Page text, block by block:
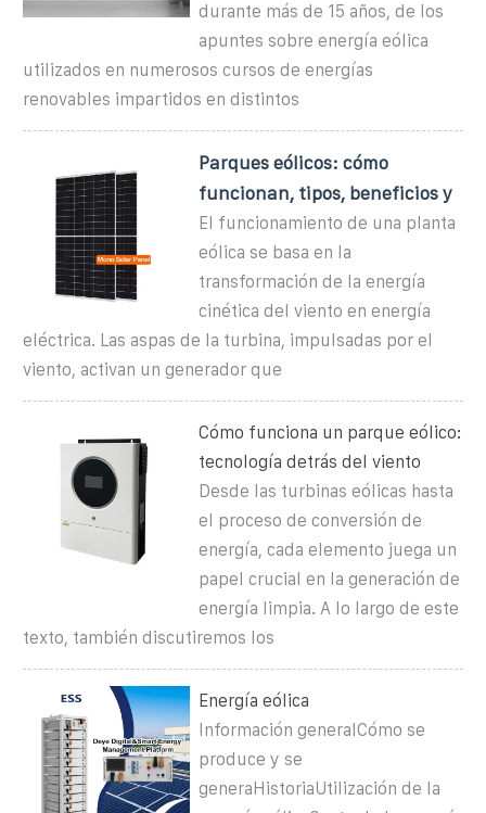
durante más de 15 años, de los
apuntes sobre energía eólica
utilizados en numerosos cursos de energías
renovables impartidos en distintos
Parques eólicos: cómo
funcionan, tipos, beneficios y
El funcionamiento de una planta
eólica se basa en la
transformación de la energía
cinética del viento en energía
eléctrica. Las aspas de la turbina, impulsadas por el
viento, activan un generador que
Cómo funciona un parque eólico:
tecnología detrás del viento
Desde las turbinas eólicas hasta
el proceso de conversión de
energía, cada elemento juega un
papel crucial en la generación de
energía limpia. A lo largo de este
texto, también discutiremos los
Energía eólica
Información generalCómo se
produce y se
generaHistoriaUtilización de la